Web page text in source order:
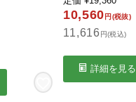
10,560 円(税抜)
11,616 円(税込)
詳細を見る